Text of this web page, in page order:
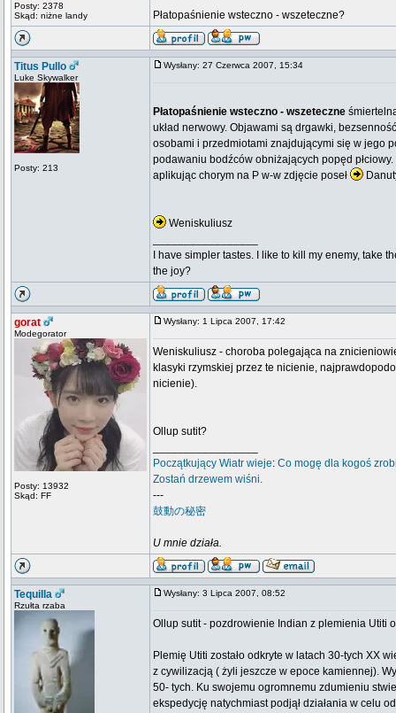
Posty: 2378
Skąd: niżne landy
Płatopaśnienie wsteczno - wszeteczne?
Titus Pullo
Luke Skywalker
Posty: 213
Wysłany: 27 Czerwca 2007, 15:34
Płatopaśnienie wsteczno - wszeteczne
układ nerwowy. Objawami są drgawki,
osobami i przedmiotami znajdującymi się w jego
podawaniu bodźców obniżających popęd
aplikując chorym na P w-w zdjęcie poseł
Weniskuliusz
I have simpler tastes. I like to kill my enemy, take
the joy?
gorat
Modegorator
Posty: 13932
Skąd: FF
Wysłany: 1 Lipca 2007, 17:42
Weniskuliusz - choroba polegająca na
klasyki rzymskiej przez te nicienie,
nicienie).
Ollup sutit?
Początkujący Wiatr wieje: Co mogę dla kogoś
Zostań drzewem wiśni.
---
鼓動の秘密
U mnie działa.
Tequilla
Rzułta rzaba
Wysłany: 3 Lipca 2007, 08:52
Ollup sutit - pozdrowienie Indian z plemienia Utiti
Plemię Utiti zostało odkryte w latach 30-tych XX
z cywilizacją ( żyli jeszcze w epoce kamiennej).
50- tych. Ku swojemu ogromnemu zdumieniu
ekspedycję natychmiast podjął działania w celu